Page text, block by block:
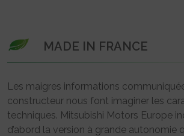
MADE IN FRANCE
Les maigres informations
constructeur nous font imaginer les
techniques. Mitsubishi Motors Europe
d’abord la version à grande autonomie